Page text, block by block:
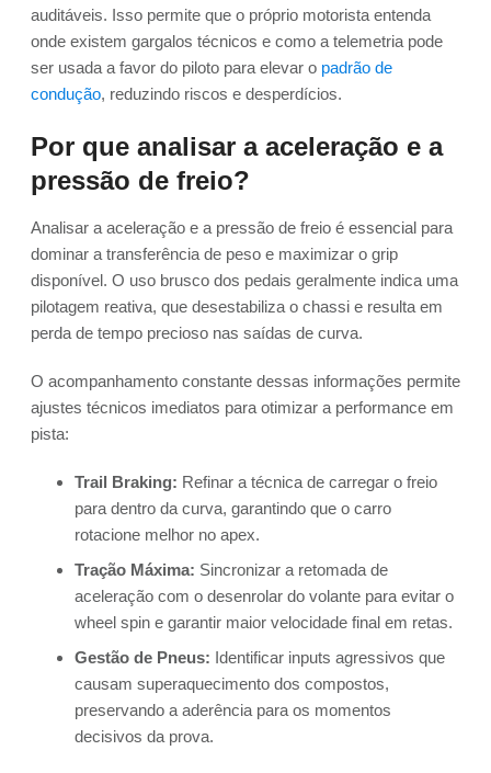
auditáveis. Isso permite que o próprio motorista entenda
onde existem gargalos técnicos e como a telemetria pode
ser usada a favor do piloto para elevar o padrão de
condução, reduzindo riscos e desperdícios.
Por que analisar a aceleração e a
pressão de freio?
Analisar a aceleração e a pressão de freio é essencial para
dominar a transferência de peso e maximizar o grip
disponível. O uso brusco dos pedais geralmente indica uma
pilotagem reativa, que desestabiliza o chassi e resulta em
perda de tempo precioso nas saídas de curva.
O acompanhamento constante dessas informações permite
ajustes técnicos imediatos para otimizar a performance em
pista:
Trail Braking: Refinar a técnica de carregar o freio
para dentro da curva, garantindo que o carro
rotacione melhor no apex.
Tração Máxima: Sincronizar a retomada de
aceleração com o desenrolar do volante para evitar o
wheel spin e garantir maior velocidade final em retas.
Gestão de Pneus: Identificar inputs agressivos que
causam superaquecimento dos compostos,
preservando a aderência para os momentos
decisivos da prova.